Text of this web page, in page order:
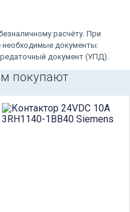
расчёту. При
необходимые документы:
документ (УПД).
покупают